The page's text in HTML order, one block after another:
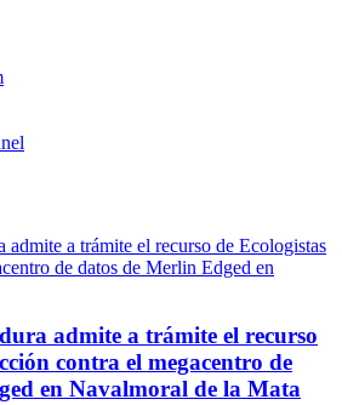
admite a trámite el recurso
contra el megacentro de
en Navalmoral de la Mata